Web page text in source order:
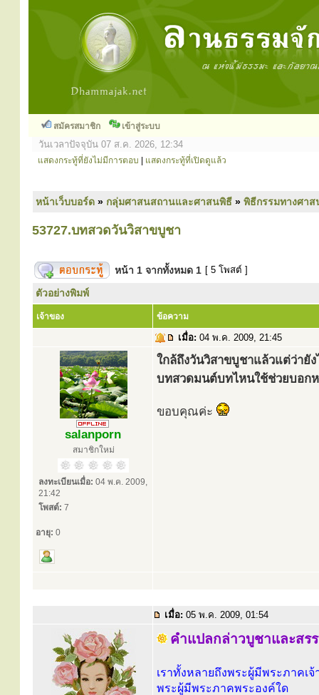
สมัครสมาชิก เข้าสู่ระบบ
วันเวลาปัจจุบัน 07 ส.ค. 2026, 12:34
แสดงกระทู้ที่ยังไม่มีการตอบ แสดงกระทู้ที่เปิดดูแล้ว
หน้าเว็บบอร์ด » กลุ่มศาสนสถานและศาสนพิธี » พิธีกรรมทางศา
53727.บทสวดวันวิสาขบูชา
หน้า 1 จากทั้งหมด 1 [ 5 โพสต์ ]
ตัวอย่างพิมพ์
เจ้าของ ข้อความ
เมื่อ: 04 พ.ค. 2009, 21:45
salanporn
สมาชิกใหม่
ลงทะเบียนเมื่อ: 04 พ.ค. 2009,
21:42
โพสต์: 7
อายุ: 0
ใกล้ถึงวันวิสาขบูชาแล้วแต่ว่ายัง
บทสวดมนต์บทไหนใช้ช่วยบอก
ขอบคุณค่ะ
เมื่อ: 05 พ.ค. 2009, 01:54
คำแปลกล่าวบูชาและสร
เราทั้งหลายถึงพระผู้มีพระภาคเ
พระผู้มีพระภาคพระองค์ใด